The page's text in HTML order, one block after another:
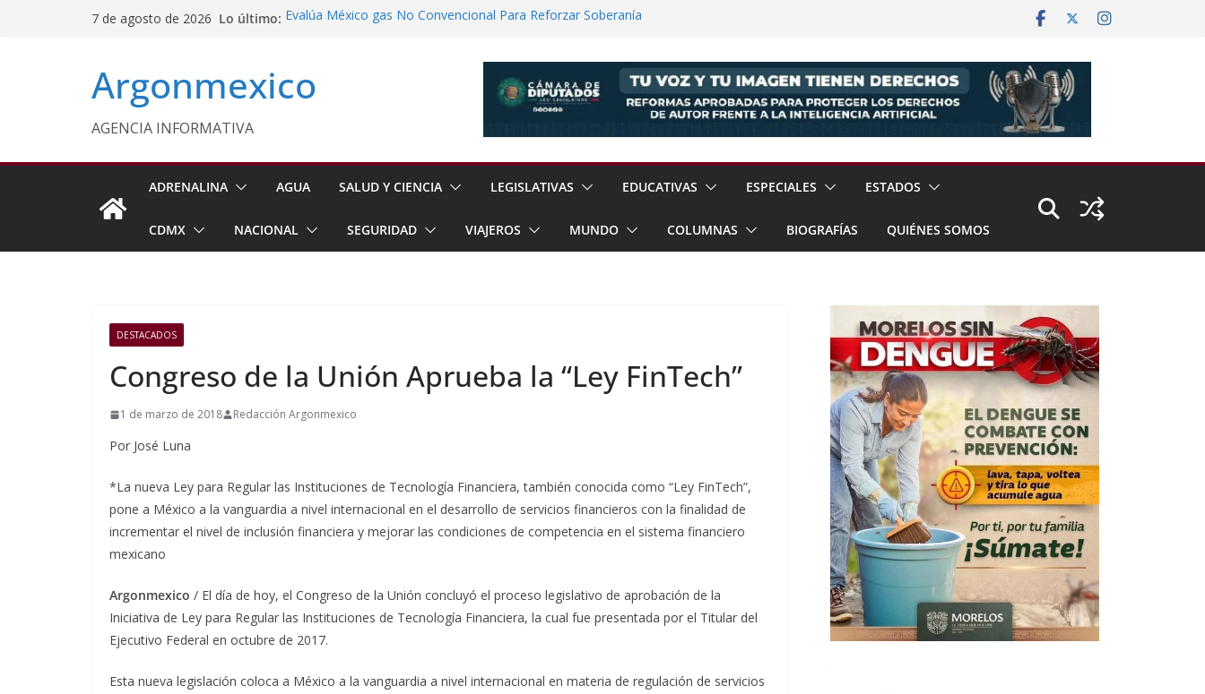
7 de agosto de 2026 Lo último: Evalúa México gas No Convencional Para Reforzar Soberanía
Texcoco Fortalece Prestaciones de Trabajadores del
Aseguran Casi 10 Millones de Cigarrillos Apócrifos en
Michoacán
Argonmexico
AGENCIA INFORMATIVA
ADRENALINA AGUA SALUD Y CIENCIA LEGISLATIVAS EDUCATIVAS ESPECIALES ESTADOS
CDMX NACIONAL SEGURIDAD VIAJEROS MUNDO COLUMNAS BIOGRAFÍAS QUIÉNES SOMOS
DESTACADOS
Congreso de la Unión Aprueba la “Ley FinTech”
1 de marzo de 2018 Redacción Argonmexico
Por José Luna
*La nueva Ley para Regular las Instituciones de Tecnología Financiera, también conocida como “Ley FinTech”,
pone a México a la vanguardia a nivel internacional en el desarrollo de servicios financieros con la finalidad de
incrementar el nivel de inclusión financiera y mejorar las condiciones de competencia en el sistema financiero
mexicano
Argonmexico / El día de hoy, el Congreso de la Unión concluyó el proceso legislativo de aprobación de la
Iniciativa de Ley para Regular las Instituciones de Tecnología Financiera, la cual fue presentada por el Titular del
Ejecutivo Federal en octubre de 2017.
Esta nueva legislación coloca a México a la vanguardia a nivel internacional en materia de regulación de servicios